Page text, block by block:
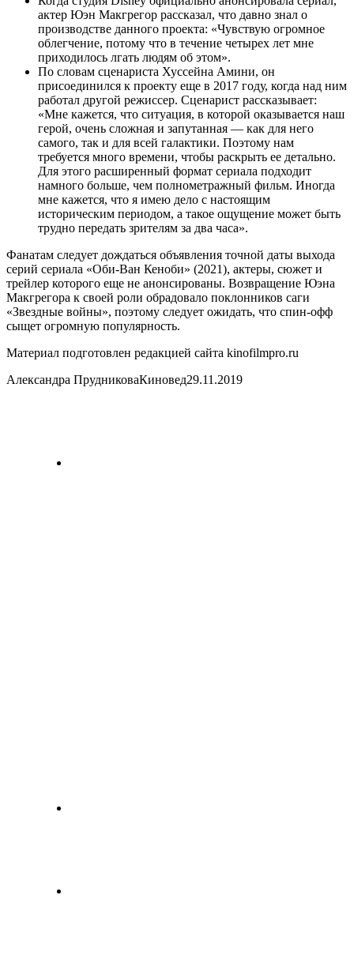
актер Юэн Макгрегор рассказал, что давно знал о
производстве данного проекта: «Чувствую огромное
облегчение, потому что в течение четырех лет мне
приходилось лгать людям об этом».
По словам сценариста Хуссейна Амини, он
присоединился к проекту еще в 2017 году, когда над ним
работал другой режиссер. Сценарист рассказывает:
«Мне кажется, что ситуация, в которой оказывается наш
герой, очень сложная и запутанная — как для него
самого, так и для всей галактики. Поэтому нам
требуется много времени, чтобы раскрыть ее детально.
Для этого расширенный формат сериала подходит
намного больше, чем полнометражный фильм. Иногда
мне кажется, что я имею дело с настоящим
историческим периодом, а такое ощущение может быть
трудно передать зрителям за два часа».
Фанатам следует дождаться объявления точной даты выхода
серий сериала «Оби-Ван Кеноби» (2021), актеры, сюжет и
трейлер которого еще не анонсированы. Возвращение Юэна
Макгрегора к своей роли обрадовало поклонников саги
«Звездные войны», поэтому следует ожидать, что спин-офф
сыщет огромную популярность.
Материал подготовлен редакцией сайта kinofilmpro.ru
Александра ПрудниковаКиновед29.11.2019